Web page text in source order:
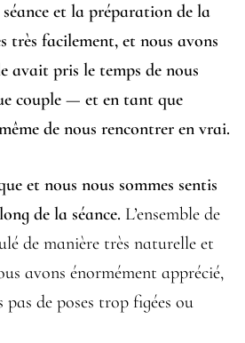
et la préparation de la
très facilement, et nous avons
avait pris le temps de nous
couple — et en tant que
de nous rencontrer en vrai.
et nous nous sommes sentis
de la séance. L’ensemble de
de manière très naturelle et
avons énormément apprécié,
de poses trop figées ou